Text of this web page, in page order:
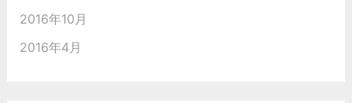
2016年10月
2016年4月